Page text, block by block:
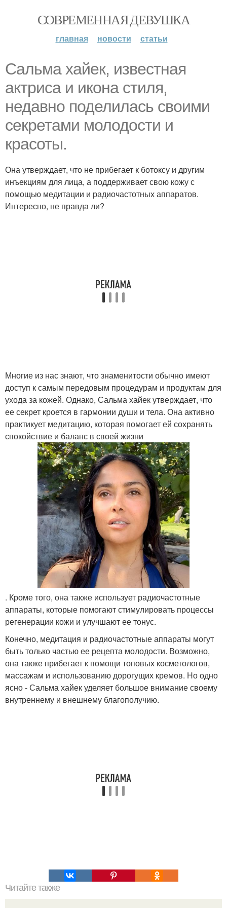
СОВРЕМЕННАЯ ДЕВУШКА
главная новости статьи
Сальма хайек, известная
актриса и икона стиля,
недавно поделилась своими
секретами молодости и
красоты.
Она утверждает, что не прибегает к ботоксу и другим
инъекциям для лица, а поддерживает свою кожу с
помощью медитации и радиочастотных аппаратов.
Интересно, не правда ли?
Многие из нас знают, что знаменитости обычно имеют
доступ к самым передовым процедурам и продуктам для
ухода за кожей. Однако, Сальма хайек утверждает, что
ее секрет кроется в гармонии души и тела. Она активно
практикует медитацию, которая помогает ей сохранять
спокойствие и баланс в своей жизни
. Кроме того, она также использует радиочастотные
аппараты, которые помогают стимулировать процессы
регенерации кожи и улучшают ее тонус.
Конечно, медитация и радиочастотные аппараты могут
быть только частью ее рецепта молодости. Возможно,
она также прибегает к помощи топовых косметологов,
массажам и использованию дорогущих кремов. Но одно
ясно - Сальма хайек уделяет большое внимание своему
внутреннему и внешнему благополучию.
Читайте также